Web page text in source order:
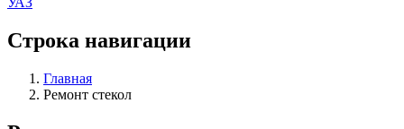
Строка навигации
Главная
Ремонт стекол